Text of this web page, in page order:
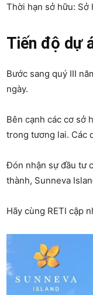
Thời hạn sở hữu: Sở
Tiến độ dự
Bước sang quý III
ngày.
Bên cạnh các cơ sở
trong tương lai. Các
Đón nhận sự đầu tư
thành, Sunneva
Hãy cùng RETI cập